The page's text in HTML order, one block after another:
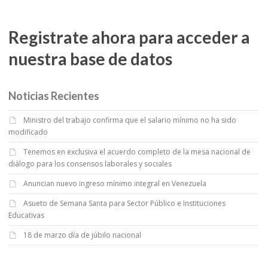
Registrate ahora para acceder a
nuestra base de datos
Noticias Recientes
Ministro del trabajo confirma que el salario mínimo no ha sido
modificado
Tenemos en exclusiva el acuerdo completo de la mesa nacional de
diálogo para los consensos laborales y sociales
Anuncian nuevo ingreso mínimo integral en Venezuela
Asueto de Semana Santa para Sector Público e Instituciones
Educativas
18 de marzo día de júbilo nacional